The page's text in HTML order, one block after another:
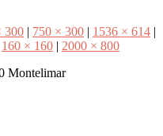
300 | 750 × 300 | 1536 × 614 |
160 × 160 | 2000 × 800
Montelimar